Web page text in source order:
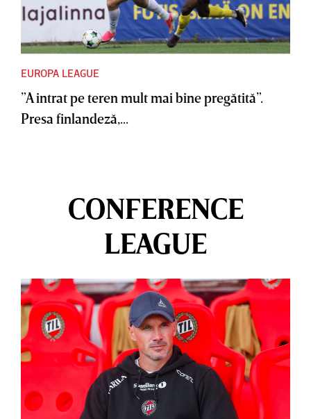
EUROPA LEAGUE
”A intrat pe teren mult mai bine pregătită”.
Presa finlandeză,...
CONFERENCE
LEAGUE